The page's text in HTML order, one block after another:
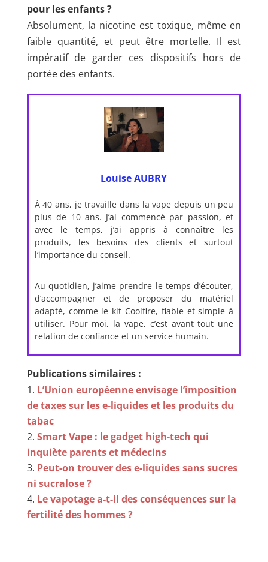
pour les enfants ?
Absolument, la nicotine est toxique, même en
faible quantité, et peut être mortelle. Il est
impératif de garder ces dispositifs hors de
portée des enfants.
Louise AUBRY
À 40 ans, je travaille dans la vape depuis un peu
plus de 10 ans. J’ai commencé par passion, et
avec le temps, j’ai appris à connaître les
produits, les besoins des clients et surtout
l’importance du conseil.
Au quotidien, j’aime prendre le temps d’écouter,
d’accompagner et de proposer du matériel
adapté, comme le kit Coolfire, fiable et simple à
utiliser. Pour moi, la vape, c’est avant tout une
relation de confiance et un service humain.
Publications similaires :
L’Union européenne envisage l’imposition
de taxes sur les e-liquides et les produits du
tabac
Smart Vape : le gadget high-tech qui
inquiète parents et médecins
Peut-on trouver des e-liquides sans sucres
ni sucralose ?
Le vapotage a-t-il des conséquences sur la
fertilité des hommes ?